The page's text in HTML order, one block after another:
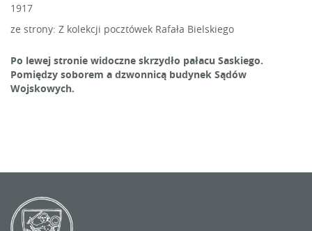
1917
ze strony: Z kolekcji pocztówek Rafała Bielskiego
Po lewej stronie widoczne skrzydło pałacu Saskiego.
Pomiędzy soborem a dzwonnicą budynek Sądów
Wojskowych.